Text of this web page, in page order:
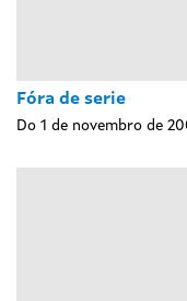
Fóra de serie
Do 1 de novembro de